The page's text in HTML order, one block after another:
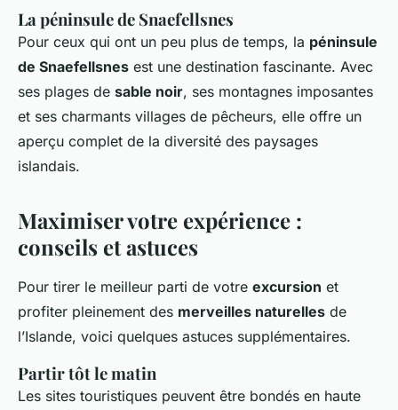
La péninsule de Snaefellsnes
Pour ceux qui ont un peu plus de temps, la péninsule
de Snaefellsnes est une destination fascinante. Avec
ses plages de sable noir, ses montagnes imposantes
et ses charmants villages de pêcheurs, elle offre un
aperçu complet de la diversité des paysages
islandais.
Maximiser votre expérience :
conseils et astuces
Pour tirer le meilleur parti de votre excursion et
profiter pleinement des merveilles naturelles de
l’Islande, voici quelques astuces supplémentaires.
Partir tôt le matin
Les sites touristiques peuvent être bondés en haute